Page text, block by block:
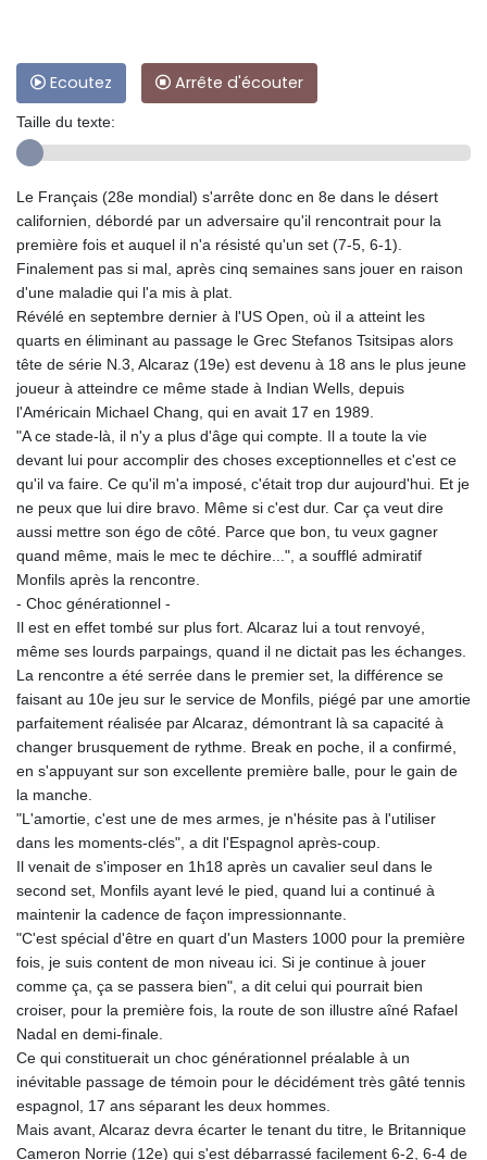
Ecoutez Arrête d'écouter
Taille du texte:
Le Français (28e mondial) s'arrête donc en 8e dans le désert
californien, débordé par un adversaire qu'il rencontrait pour la
première fois et auquel il n'a résisté qu'un set (7-5, 6-1).
Finalement pas si mal, après cinq semaines sans jouer en raison
d'une maladie qui l'a mis à plat.
Révélé en septembre dernier à l'US Open, où il a atteint les
quarts en éliminant au passage le Grec Stefanos Tsitsipas alors
tête de série N.3, Alcaraz (19e) est devenu à 18 ans le plus jeune
joueur à atteindre ce même stade à Indian Wells, depuis
l'Américain Michael Chang, qui en avait 17 en 1989.
"A ce stade-là, il n'y a plus d'âge qui compte. Il a toute la vie
devant lui pour accomplir des choses exceptionnelles et c'est ce
qu'il va faire. Ce qu'il m'a imposé, c'était trop dur aujourd'hui. Et je
ne peux que lui dire bravo. Même si c'est dur. Car ça veut dire
aussi mettre son égo de côté. Parce que bon, tu veux gagner
quand même, mais le mec te déchire...", a soufflé admiratif
Monfils après la rencontre.
- Choc générationnel -
Il est en effet tombé sur plus fort. Alcaraz lui a tout renvoyé,
même ses lourds parpaings, quand il ne dictait pas les échanges.
La rencontre a été serrée dans le premier set, la différence se
faisant au 10e jeu sur le service de Monfils, piégé par une amortie
parfaitement réalisée par Alcaraz, démontrant là sa capacité à
changer brusquement de rythme. Break en poche, il a confirmé,
en s'appuyant sur son excellente première balle, pour le gain de
la manche.
"L'amortie, c'est une de mes armes, je n'hésite pas à l'utiliser
dans les moments-clés", a dit l'Espagnol après-coup.
Il venait de s'imposer en 1h18 après un cavalier seul dans le
second set, Monfils ayant levé le pied, quand lui a continué à
maintenir la cadence de façon impressionnante.
"C'est spécial d'être en quart d'un Masters 1000 pour la première
fois, je suis content de mon niveau ici. Si je continue à jouer
comme ça, ça se passera bien", a dit celui qui pourrait bien
croiser, pour la première fois, la route de son illustre aîné Rafael
Nadal en demi-finale.
Ce qui constituerait un choc générationnel préalable à un
inévitable passage de témoin pour le décidément très gâté tennis
espagnol, 17 ans séparant les deux hommes.
Mais avant, Alcaraz devra écarter le tenant du titre, le Britannique
Cameron Norrie (12e) qui s'est débarrassé facilement 6-2, 6-4 de